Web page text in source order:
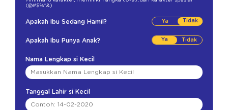
(@#$%^&)
Apakah Ibu Sedang Hamil? Tidak
Apakah Ibu Punya Anak? Ya
Nama Lengkap si Kecil
Tanggal Lahir si Kecil